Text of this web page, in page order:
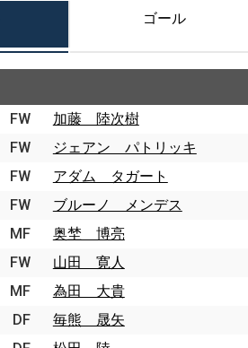
ゴール
FW 加藤 陸次樹
FW ジェアン パトリッキ
FW アダム タガート
FW ブルーノ メンデス
MF 奥埜 博亮
FW 山田 寛人
MF 為田 大貴
DF 毎熊 晟矢